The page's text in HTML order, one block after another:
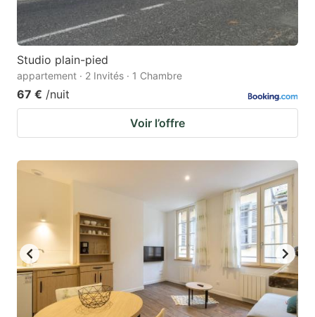
Studio plain-pied
appartement · 2 Invités · 1 Chambre
67 € /nuit
Voir l’offre